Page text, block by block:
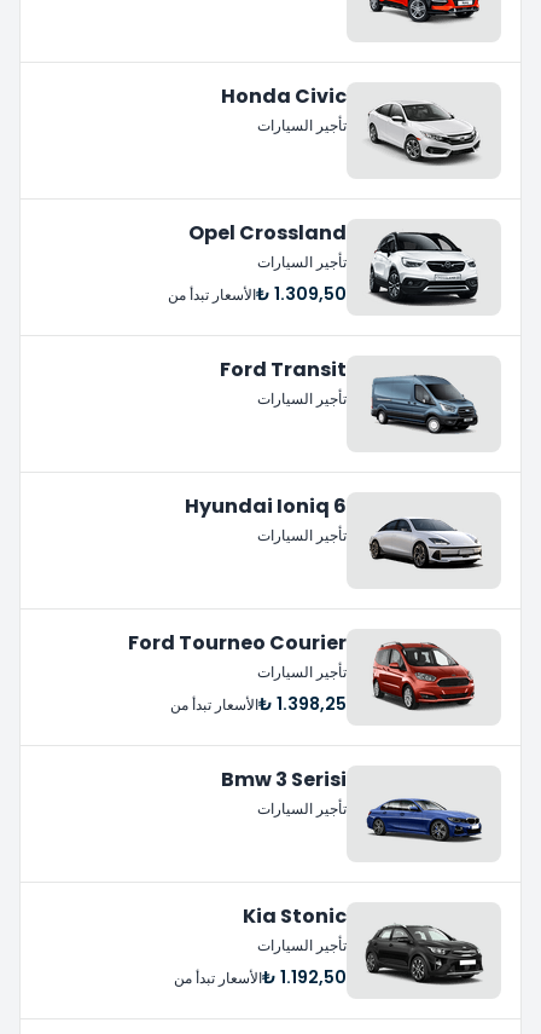
Honda Civic
تأجير السيارات
Opel Crossland
تأجير السيارات
1.309,50 ₺ الأسعار تبدأ من
Ford Transit
تأجير السيارات
Hyundai Ioniq 6
تأجير السيارات
Ford Tourneo Courier
تأجير السيارات
1.398,25 ₺ الأسعار تبدأ من
Bmw 3 Serisi
تأجير السيارات
Kia Stonic
تأجير السيارات
1.192,50 ₺ الأسعار تبدأ من